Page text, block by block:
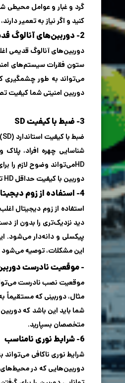
گرد و غبار و عوامل محیطی
کنید و اگر نیاز به تعمیر
2- دوربین‌های آنالوگ قدیمی
دوربین‌های آنالوگ قدیمی
ستون فقرات سیستم‌های
می‌تواند به طور چشمگیری
دوربین امنیتی شما کیفیت
3- ضبط با کیفیت SD
ضبط با کیفیت استاندارد (SD) به جای کیفیت بالا (HD) علت شطرنجی شدن تصویر
شناسایی چهره افراد،
دوربین با کیفیت حداقل HD توصیه می‌شود.
4- استفاده از زوم دیجیتال
استفاده از زوم دیجیتال
دید نزدیک‌تری را بدون از
پیکسلی و دانه‌دار می‌شود.
این مشکلات، توصیه می‌شود
- موقعیت نادرست
موقعیت نصب نادرست
مثال، دوربینی که مستقیماً
شما باید این باشد که
متخصصان بسپارید.
6- شرایط نوری نامناسب
شرایط نوری ناکافی
دوربین‌هایی که در محیط‌های